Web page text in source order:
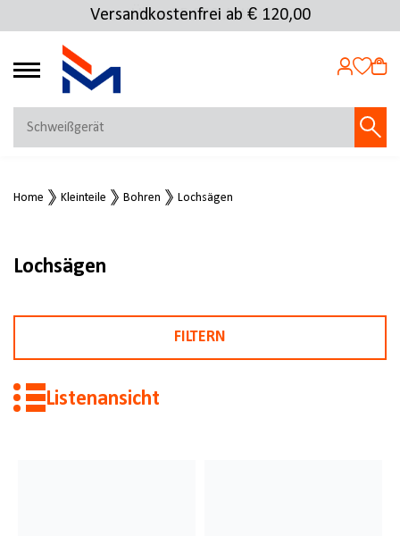
Versandkostenfrei ab € 120,00
4.69
MEIN KONTO
Jetzt anmelden
Jetzt registrieren
Home Kleinteile Bohren Lochsägen
Lochsägen
FILTERN
Listenansicht